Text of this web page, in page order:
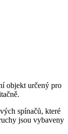
objekt určený pro
spínačů, které
jsou vybaveny